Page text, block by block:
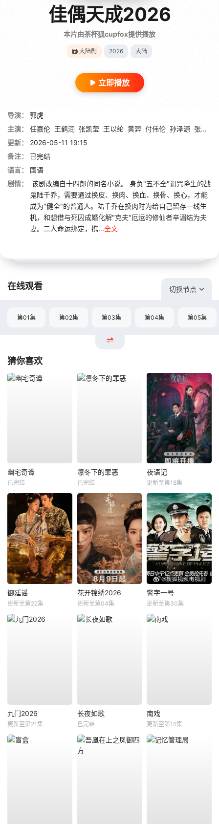
佳偶天成2026
本片由茶杯狐cupfox提供播放
大陆剧 2026 大陆
立即播放
导演：
郭虎
主演：
任嘉伦 王鹤润 张凯莹 王以纶 黄羿 付伟伦 孙泽源 张祎格
更新：
2026-05-11 19:15
备注：
已完结
语言：
国语
剧情：
该剧改编自十四郎的同名小说。 身负"五不全"诅咒降生的战
鬼陆千乔，需要通过换皮、换肉、换血、换骨、换心，才能
成为"健全"的普通人。陆千乔在换肉时为给自己留存一线生
机，和想借与死囚成婚化解"克夫"厄运的修仙者辛湄结为夫
妻。二人命运绑定，携...全文
在线观看 切换节点
第01集 第02集 第03集 第04集 第05集
猜你喜欢
幽宅奇谭
已完结
凛冬下的罪恶
已完结
夜语记
更新至第18集
御廷谣
更新至第22集
花开锦绣2026
更新至第04集
警字一号
更新至第30集
九门2026
更新至第21集
长夜如歌
已完结
南戏
更新至第15集